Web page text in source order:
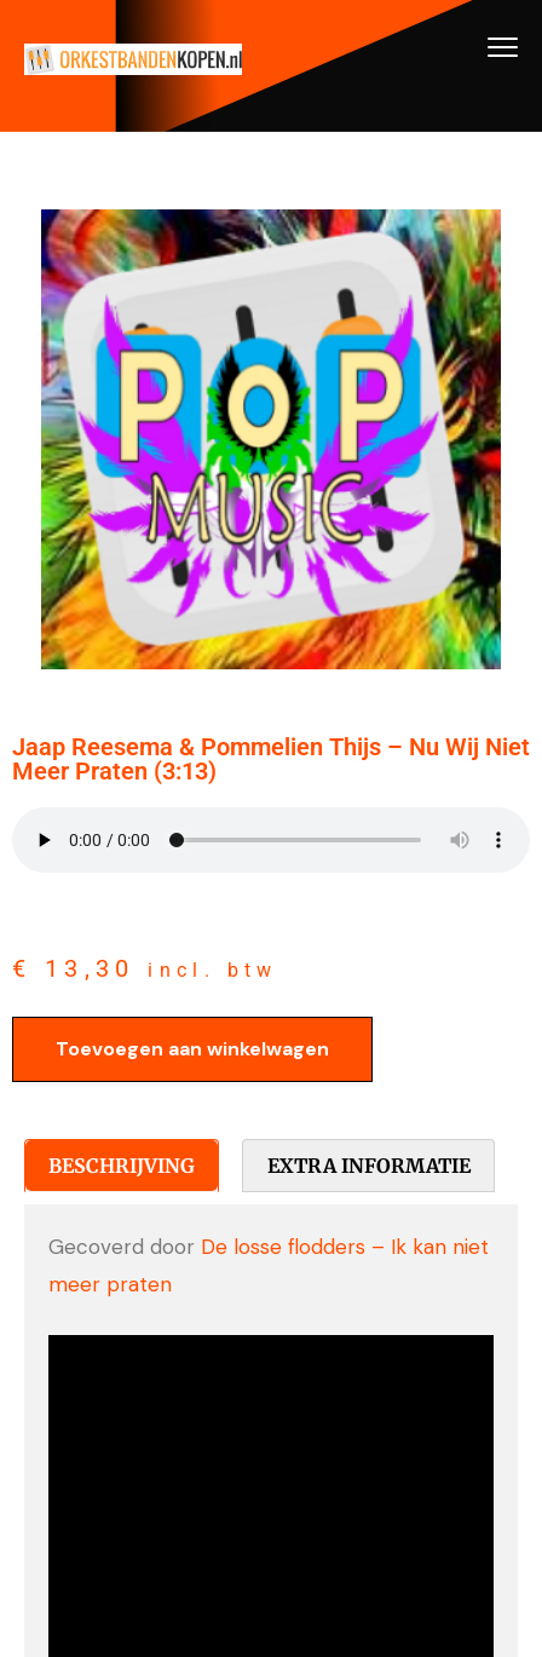
Jaap Reesema & Pommelien Thijs – Nu Wij Niet
Meer Praten (3:13)
€ 13,30 incl. btw
Toevoegen aan winkelwagen
BESCHRIJVING EXTRA INFORMATIE
Gecoverd door De losse flodders – Ik kan niet
meer praten